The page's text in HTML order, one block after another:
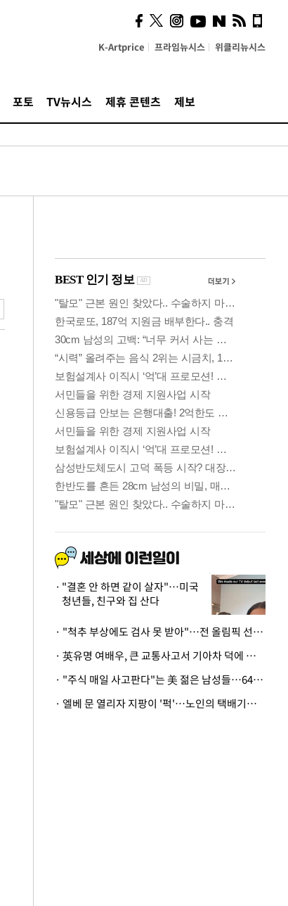
K-Artprice 프라임뉴시스 위클리뉴시스
포토 TV뉴시스 제휴 콘텐츠 제보
사이 해답 찾았죠"…알을
깨고 나온 '초자아'
"결혼 안 하면 같이 살자"…미국
청년들, 친구와 집 산다
· "척추 부상에도 검사 못 받아"…전 올림픽 선수, 美봅슬레이협회 상대 소송
· 英유명 여배우, 큰 교통사고서 기아차 덕에 살았다
· "주식 매일 사고판다"는 美 젊은 남성들…64%가 "나는 인생의 패배자“
· 엘베 문 열리자 지팡이 '퍽'…노인의 택배기사 폭행 이유